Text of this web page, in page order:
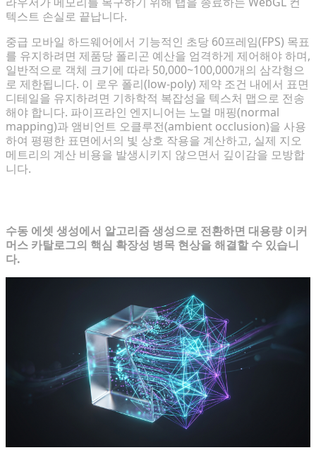
텍스트 손실로 끝납니다.
중급 모바일 하드웨어에서 기능적인 초당 60프레임(FPS) 목표
를 유지하려면 제품당 폴리곤 예산을 엄격하게 제어해야 하며,
일반적으로 객체 크기에 따라 50,000~100,000개의 삼각형으
로 제한됩니다. 이 로우 폴리(low-poly) 제약 조건 내에서 표면
디테일을 유지하려면 기하학적 복잡성을 텍스처 맵으로 전송
해야 합니다. 파이프라인 엔지니어는 노멀 매핑(normal
mapping)과 앰비언트 오클루전(ambient occlusion)을 사용
하여 평평한 표면에서의 빛 상호 작용을 계산하고, 실제 지오
메트리의 계산 비용을 발생시키지 않으면서 깊이감을 모방합
니다.
수동 에셋 생성에서 알고리즘 생성으로 전환하면 대용량 이커
머스 카탈로그의 핵심 확장성 병목 현상을 해결할 수 있습니
다.